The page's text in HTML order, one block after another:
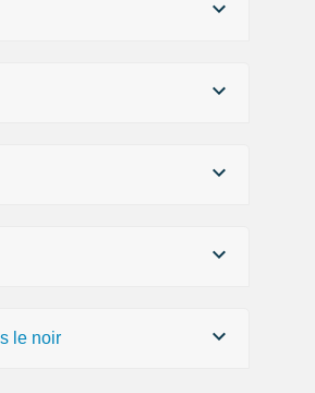
dans la catégorie correspondante
aiguille neuve sur un mouvement de
disponibles dans notre catégorie
le noir